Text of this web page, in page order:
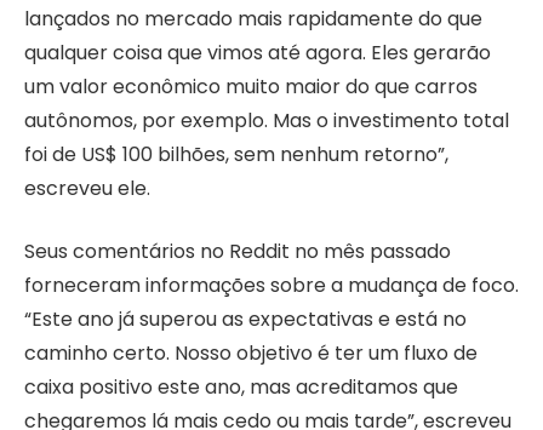
lançados no mercado mais rapidamente do que
qualquer coisa que vimos até agora. Eles gerarão
um valor econômico muito maior do que carros
autônomos, por exemplo. Mas o investimento total
foi de US$ 100 bilhões, sem nenhum retorno”,
escreveu ele.
Seus comentários no Reddit no mês passado
forneceram informações sobre a mudança de foco.
“Este ano já superou as expectativas e está no
caminho certo. Nosso objetivo é ter um fluxo de
caixa positivo este ano, mas acreditamos que
chegaremos lá mais cedo ou mais tarde”, escreveu